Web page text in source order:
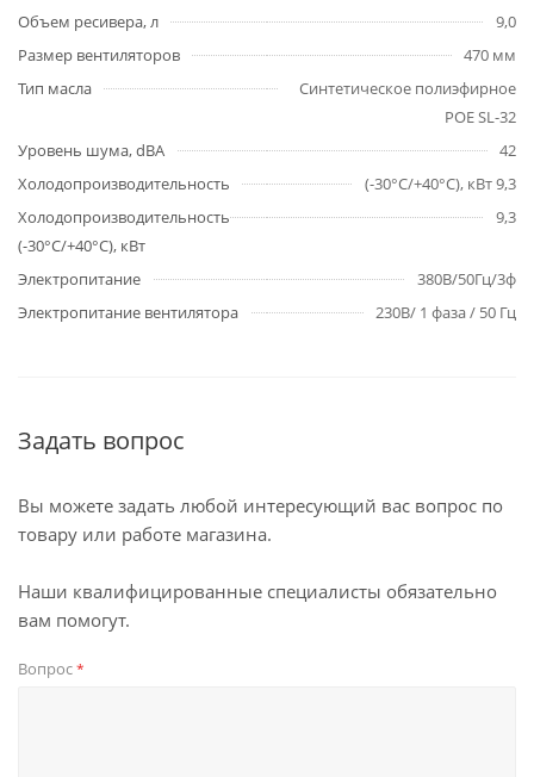
Объем ресивера, л
9,0
Размер вентиляторов
470 мм
Тип масла
Cинтетическое полиэфирное
POE SL-32
Уровень шума, dBA
42
Холодопроизводительность
(-30°C/+40°C), кВт 9,3
Холодопроизводительность
(-30°C/+40°C), кВт
9,3
Электропитание
380В/50Гц/3ф
Электропитание вентилятора
230В/ 1 фаза / 50 Гц
Задать вопрос
Вы можете задать любой интересующий вас вопрос по
товару или работе магазина.
Наши квалифицированные специалисты обязательно
вам помогут.
Вопрос*